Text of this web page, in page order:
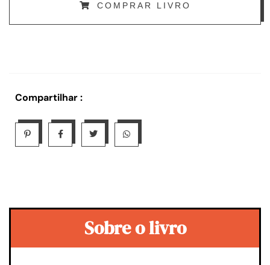
COMPRAR LIVRO
Compartilhar :
Sobre o livro